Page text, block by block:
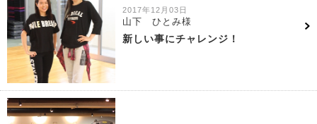
2017年12月03日
山下 ひとみ様
新しい事にチャレンジ！